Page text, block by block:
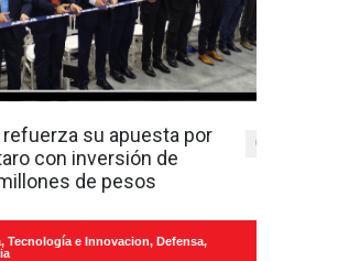
su apuesta por
con inversión de
de pesos
0
Tecnología e Innovacion, Defensa,